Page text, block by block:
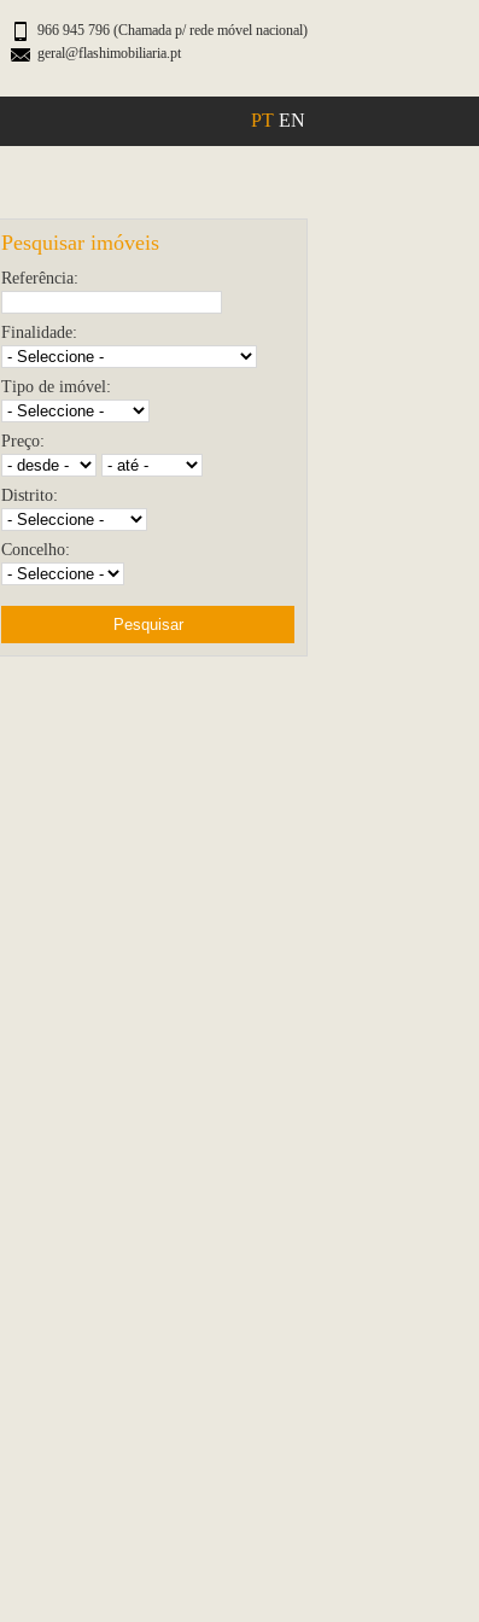
966 945 796 (Chamada p/ rede móvel nacional)
geral@flashimobiliaria.pt
PT EN
Pesquisar imóveis
Referência:
Finalidade:
Tipo de imóvel:
Preço:
Distrito:
Concelho: